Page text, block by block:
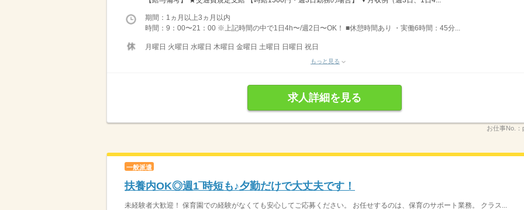
期間：1ヵ月以上3ヵ月以内
時間：9：00〜21：00 ※上記時間の中で1日4h〜/週2日〜OK！ ■休憩時間あり ・実働6時間：45分...
月曜日 火曜日 水曜日 木曜日 金曜日 土曜日 日曜日 祝日
もっと見る
求人詳細を見る
お仕事No.：
一般派遣
扶養内OK◎週1‾時短も♪夕勤だけで大丈夫です！
未経験者大歓迎！ 保育園での経験がなくても安心してご応募ください。 お任せするのは、保育のサポート業務。 クラス...